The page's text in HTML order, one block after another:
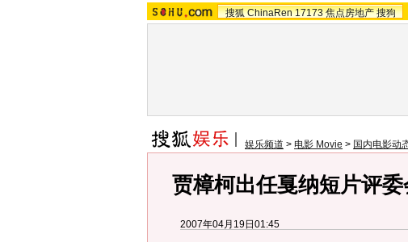
搜狐 ChinaRen 17173 焦点房地产 搜狗
娱乐频道 > 电影 Movie > 国内电影动
贾樟柯出任戛纳短片评
2007年04月19日01:45